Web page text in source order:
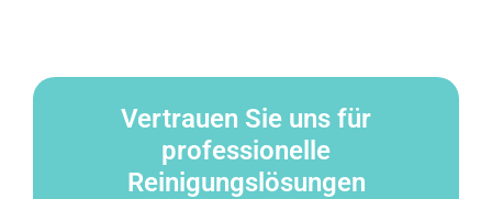
Vertrauen Sie uns für
professionelle
Reinigungslösungen